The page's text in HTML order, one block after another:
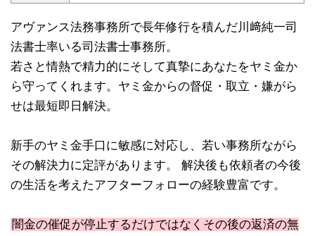
アヴァンス法務事務所で長年修行を積んだ川﨑純一司
法書士率いる司法書士事務所。
若さと情熱で精力的にそして真摯にあなたをヤミ金か
ら守ってくれます。ヤミ金からの督促・取立・嫌がら
せは最短即日解決。
新手のヤミ金手口に敏感に対応し、若い事務所ながら
その解決力に定評があります。 解決後も依頼者の今後
の生活を考えたアフターフォローの経験豊富です。
闇金の催促が停止するだけではなくその後の返済の無